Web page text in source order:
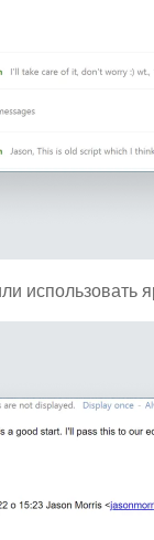
использовать